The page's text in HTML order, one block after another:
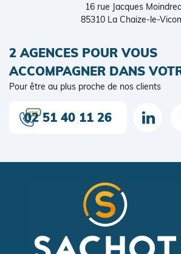
16 rue Jacques
85310 La Chaize-le-
2 AGENCES POUR VOUS
ACCOMPAGNER DANS
Pour être au plus proche de nos clients
02 51 40 11 26